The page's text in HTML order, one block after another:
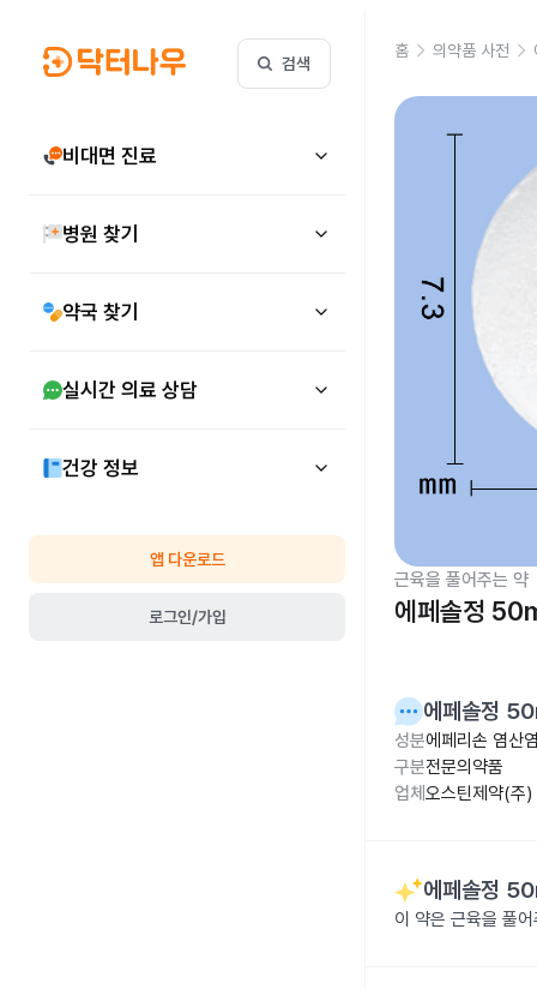
검색
비대면 진료
병원 찾기
약국 찾기
실시간 의료 상담
건강 정보
앱 다운로드
로그인/가입
홈 의약품 사전
근육을 풀어주는 약
에페솔정
에페솔정
성분에페리손 염산
구분전문의약품
업체 오스틴제약(주)
에페솔정
이 약은 근육을 풀